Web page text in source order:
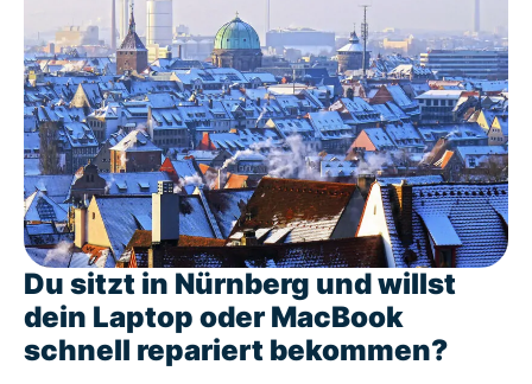
Du sitzt in Nürnberg und willst
dein Laptop oder MacBook
schnell repariert bekommen?